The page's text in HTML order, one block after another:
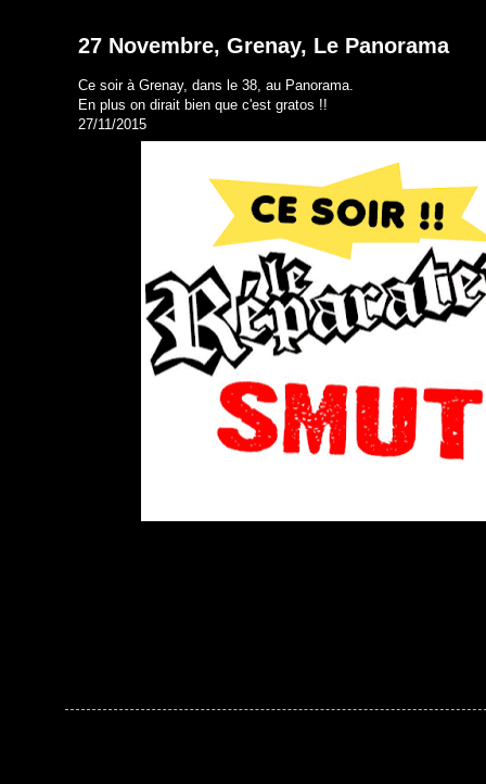
27 Novembre, Grenay, Le Panorama
Ce soir à Grenay, dans le 38, au Panorama.
En plus on dirait bien que c'est gratos !!
27/11/2015